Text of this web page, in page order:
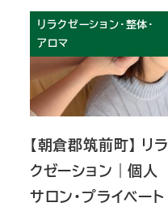
リラクゼーション・整体・
アロマ
【朝倉郡筑前町】 リラ
クゼーション｜個人
サロン・プライベート